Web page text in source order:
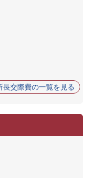
長交際費の一覧を見る